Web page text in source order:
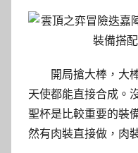
開局搶大棒，大
天使都能直接合成。
聖杯是比較重要的裝
然有肉裝直接做，肉